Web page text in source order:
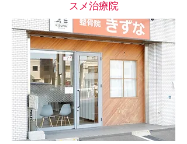
スメ治療院